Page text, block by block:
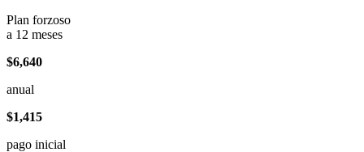
Plan forzoso
a 12 meses
$6,640
anual
$1,415
pago inicial